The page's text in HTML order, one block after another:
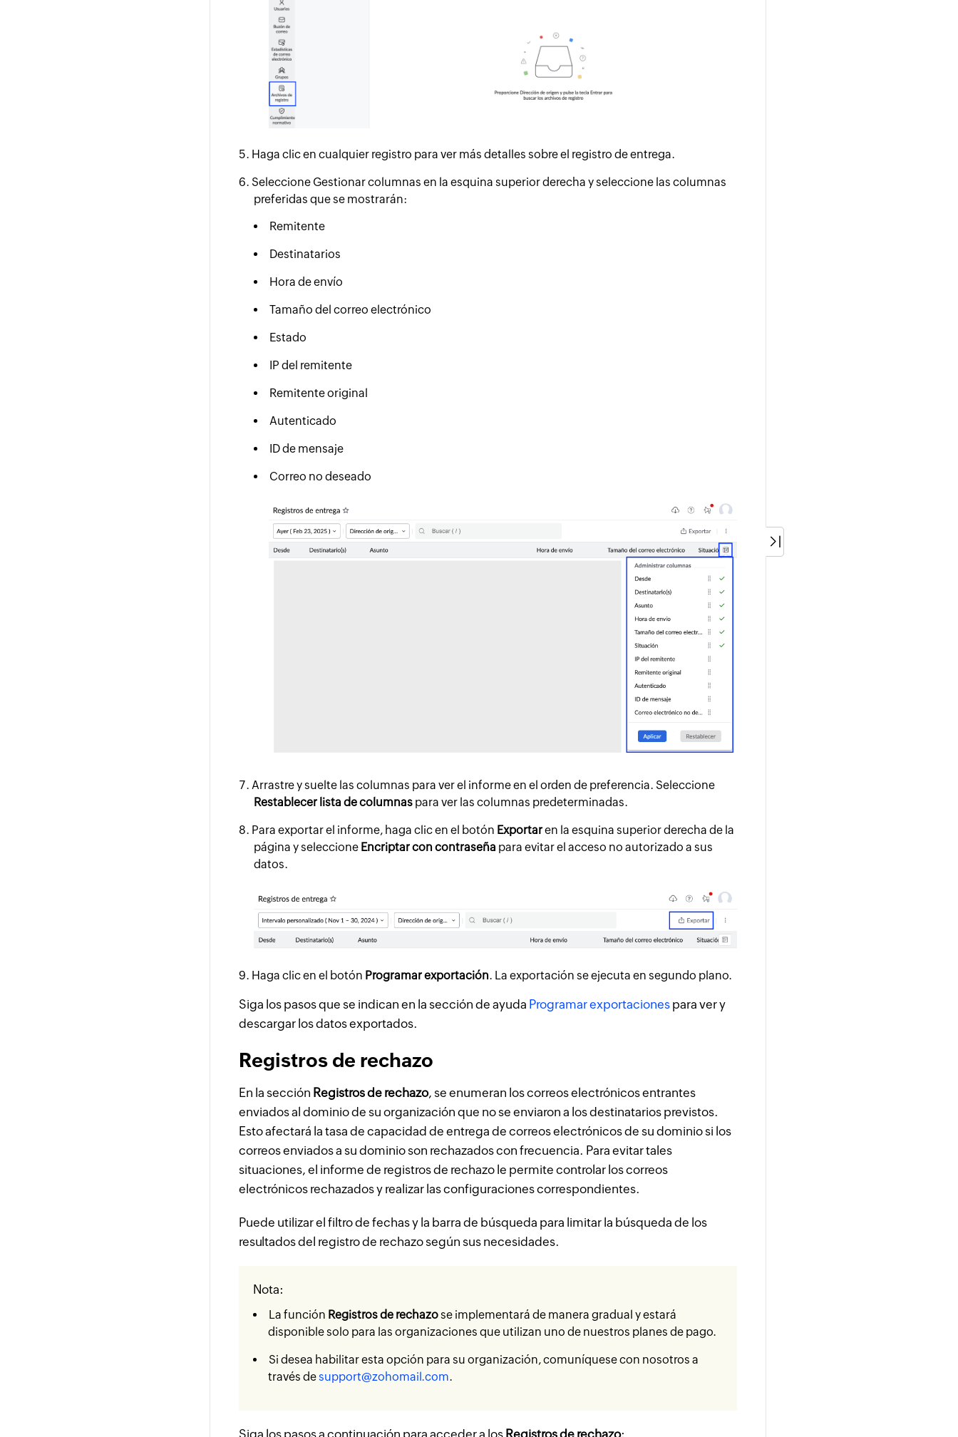
Haga clic en cualquier registro para ver más detalles sobre el registro de entrega.
Seleccione Gestionar columnas en la esquina superior derecha y seleccione las columnas
preferidas que se mostrarán:
Remitente
Destinatarios
Hora de envío
Tamaño del correo electrónico
Estado
IP del remitente
Remitente original
Autenticado
ID de mensaje
Correo no deseado
Arrastre y suelte las columnas para ver el informe en el orden de preferencia. Seleccione
Restablecer lista de columnaspara ver las columnas predeterminadas.
Para exportar el informe, haga clic en el botón Exportaren la esquina superior derecha de la
página y seleccione Encriptar con contraseña para evitar el acceso no autorizado a sus
datos.
Haga clic en el botón Programar exportación. La exportación se ejecuta en segundo plano.
Siga los pasos que se indican en la sección de ayuda Programar exportaciones para ver y
descargar los datos exportados.
Registros de rechazo
En la sección Registros de rechazo, se enumeran los correos electrónicos entrantes
enviados al dominio de su organización que no se enviaron a los destinatarios previstos.
Esto afectará la tasa de capacidad de entrega de correos electrónicos de su dominio si los
correos enviados a su dominio son rechazados con frecuencia. Para evitar tales
situaciones, el informe de registros de rechazo le permite controlar los correos
electrónicos rechazados y realizar las configuraciones correspondientes.
Puede utilizar el filtro de fechas y la barra de búsqueda para limitar la búsqueda de los
resultados del registro de rechazo según sus necesidades.
Nota:
La función Registros de rechazose implementará de manera gradual y estará
disponible solo para las organizaciones que utilizan uno de nuestros planes de pago.
Si desea habilitar esta opción para su organización, comuníquese con nosotros a
través desupport@zohomail.com.